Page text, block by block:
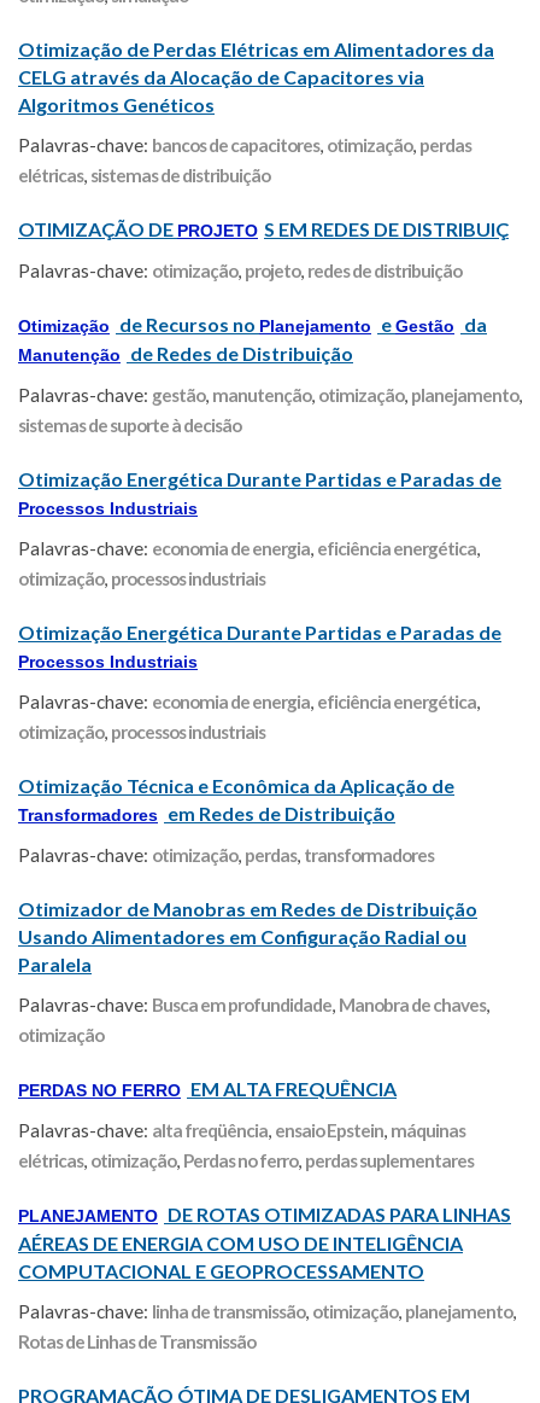
Otimização de Perdas Elétricas em Alimentadores da
CELG através da Alocação de Capacitores via
Algoritmos Genéticos
Palavras-chave: bancos de capacitores, otimização, perdas
elétricas, sistemas de distribuição
OTIMIZAÇÃO DE PROJETO S EM REDES DE DISTRIBUIÇ
Palavras-chave: otimização, projeto, redes de distribuição
Otimização de Recursos no Planejamento eGestão da
Manutenção de Redes de Distribuição
Palavras-chave: gestão, manutenção, otimização, planejamento,
sistemas de suporte à decisão
Otimização Energética Durante Partidas e Paradas de
Processos Industriais
Palavras-chave: economia de energia, eficiência energética,
otimização, processos industriais
Otimização Energética Durante Partidas e Paradas de
Processos Industriais
Palavras-chave: economia de energia, eficiência energética,
otimização, processos industriais
Otimização Técnica e Econômica da Aplicação de
Transformadores em Redes de Distribuição
Palavras-chave: otimização, perdas, transformadores
Otimizador de Manobras em Redes de Distribuição
Usando Alimentadores em Configuração Radial ou
Paralela
Palavras-chave: Busca em profundidade, Manobra de chaves,
otimização
PERDAS NO FERRO EM ALTA FREQUÊNCIA
Palavras-chave: alta freqüência, ensaio Epstein, máquinas
elétricas, otimização, Perdas no ferro, perdas suplementares
PLANEJAMENTO DE ROTAS OTIMIZADAS PARA LINHAS
AÉREAS DE ENERGIA COM USO DE INTELIGÊNCIA
COMPUTACIONAL E GEOPROCESSAMENTO
Palavras-chave: linha de transmissão, otimização, planejamento,
Rotas de Linhas de Transmissão
PROGRAMAÇÃO ÓTIMA DE DESLIGAMENTOS EM